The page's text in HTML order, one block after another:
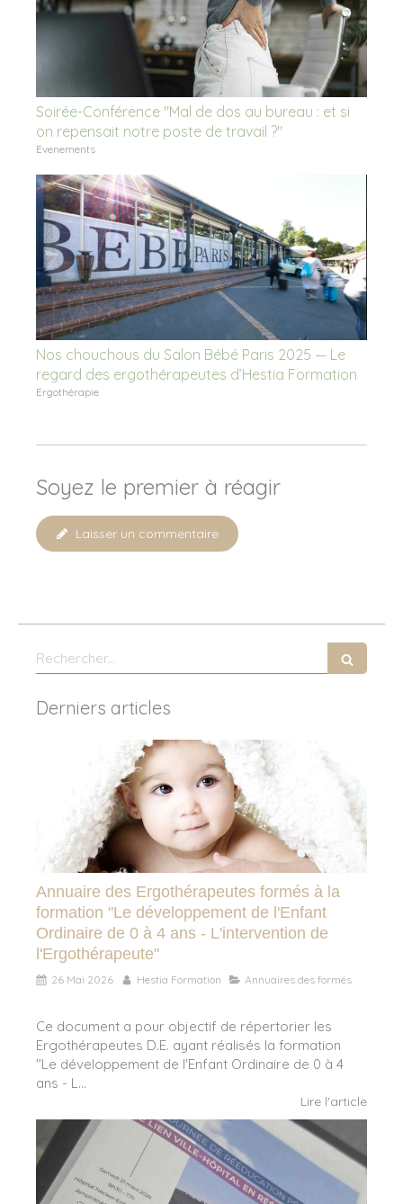
Soirée-Conférence "Mal de dos au bureau : et si
on repensait notre poste de travail ?"
Evenements
Nos chouchous du Salon Bébé Paris 2025 — Le
regard des ergothérapeutes d’Hestia Formation
Ergothérapie
Soyez le premier à réagir
Laisser un commentaire
Rechercher
Derniers articles
Annuaire des Ergothérapeutes formés à la
formation "Le développement de l'Enfant
Ordinaire de 0 à 4 ans - L'intervention de
l'Ergothérapeute"
26 Mai 2026 Hestia Formation Annuaires des formés
Ce document a pour objectif de répertorier les
Ergothérapeutes D.E. ayant réalisés la formation
"Le développement de l'Enfant Ordinaire de 0 à 4
ans - L...
Lire l'article